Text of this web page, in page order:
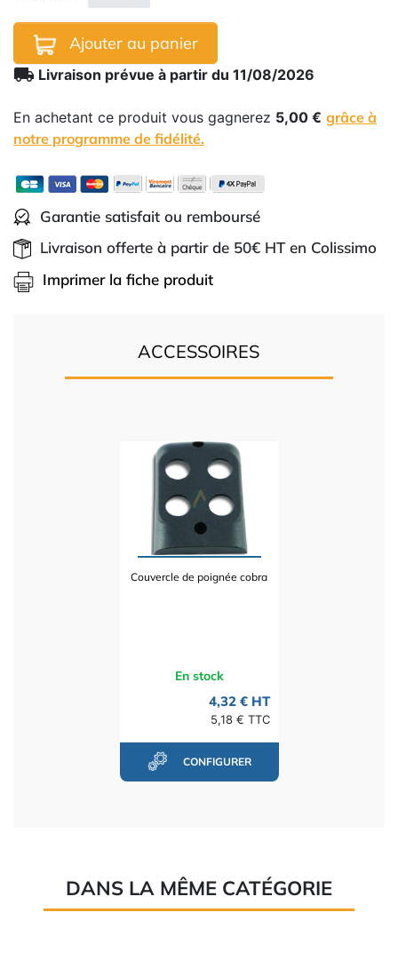
Ajouter au panier
local_shipping Livraison prévue à partir du 11/08/2026
En achetant ce produit vous gagnerez 5,00 € grâce à
notre programme de fidélité.
Garantie satisfait ou remboursé
Livraison offerte à partir de 50€ HT en Colissimo
Imprimer la fiche produit
ACCESSOIRES
Couvercle de poignée cobra
En stock
4,32 € HT
5,18 € TTC
CONFIGURER
DANS LA MÊME CATÉGORIE